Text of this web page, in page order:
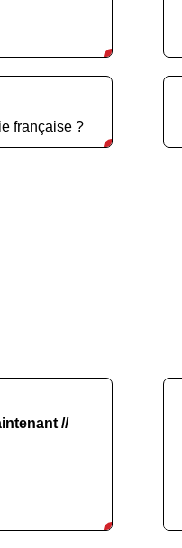
française ?
//